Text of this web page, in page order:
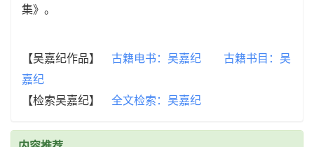
集》。
【吴嘉纪作品】 古籍电书：吴嘉纪
古籍书目：吴
嘉纪
【检索吴嘉纪】 全文检索：吴嘉纪